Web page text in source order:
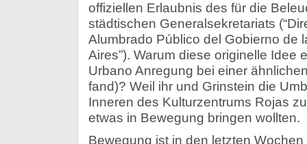
offiziellen Erlaubnis des für die
städtischen Generalsekretariats
Alumbrado Público del Gobierno de
Aires”). Warum diese originelle Idee
Urbano Anregung bei einer
fand)? Weil ihr und Grinstein die
Inneren des Kulturzentrums Rojas
etwas in Bewegung bringen wollten.
Bewegung ist in den letzten